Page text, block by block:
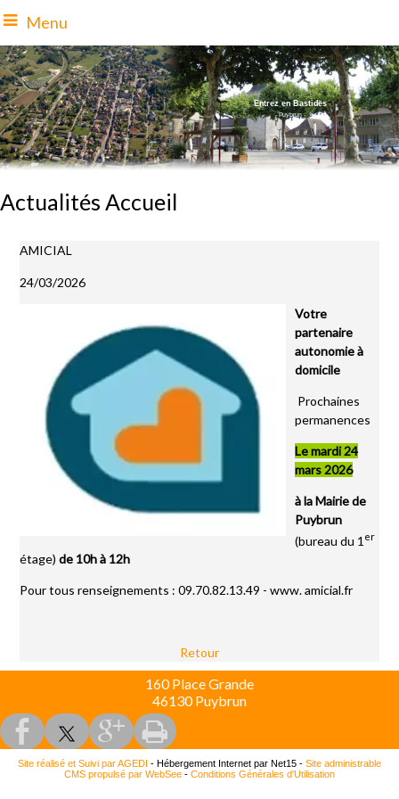
Menu
Entrez en Bastides
- Puybrun-
Actualités Accueil
AMICIAL
24/03/2026
Votre
partenaire
autonomie à
domicile
Prochaines
permanences
Le mardi 24
mars 2026
à la Mairie de
Puybrun
(bureau du 1 er
étage)de 10h à 12h
Pour tous renseignements : 09.70.82.13.49 - www. amicial.fr
Retour
160 Place Grande
46130 Puybrun
Site réalisé et Suivi par AGEDI - Hébergement Internet par Net15 - Site administrable
CMS propulsé par WebSee - Conditions Générales d'Utilisation